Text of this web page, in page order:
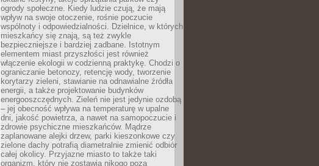
ogrody społeczne. Kiedy ludzie czują, że mają
wpływ na swoje otoczenie, rośnie poczucie
wspólnoty i odpowiedzialności. Dzielnice, w których
mieszkańcy się znają, są też zwykle
bezpieczniejsze i bardziej zadbane. Istotnym
elementem miast przyszłości jest również
włączenie ekologii w codzienną praktykę. Chodzi o
ograniczanie betonozy, retencję wody, tworzenie
korytarzy zieleni, stawianie na odnawialne źródła
energii, a także projektowanie budynków
energooszczędnych. Zieleń nie jest jedynie ozdobą
– jej obecność wpływa na temperaturę w upalne
dni, jakość powietrza, a nawet na samopoczucie i
zdrowie psychiczne mieszkańców. Mądrze
zaplanowane alejki drzew, parki kieszonkowe czy
zielone dachy potrafią diametralnie zmienić odbiór
całej okolicy. Przyjazne miasto to także taki
organizm, który nie zostawia nikogo poza